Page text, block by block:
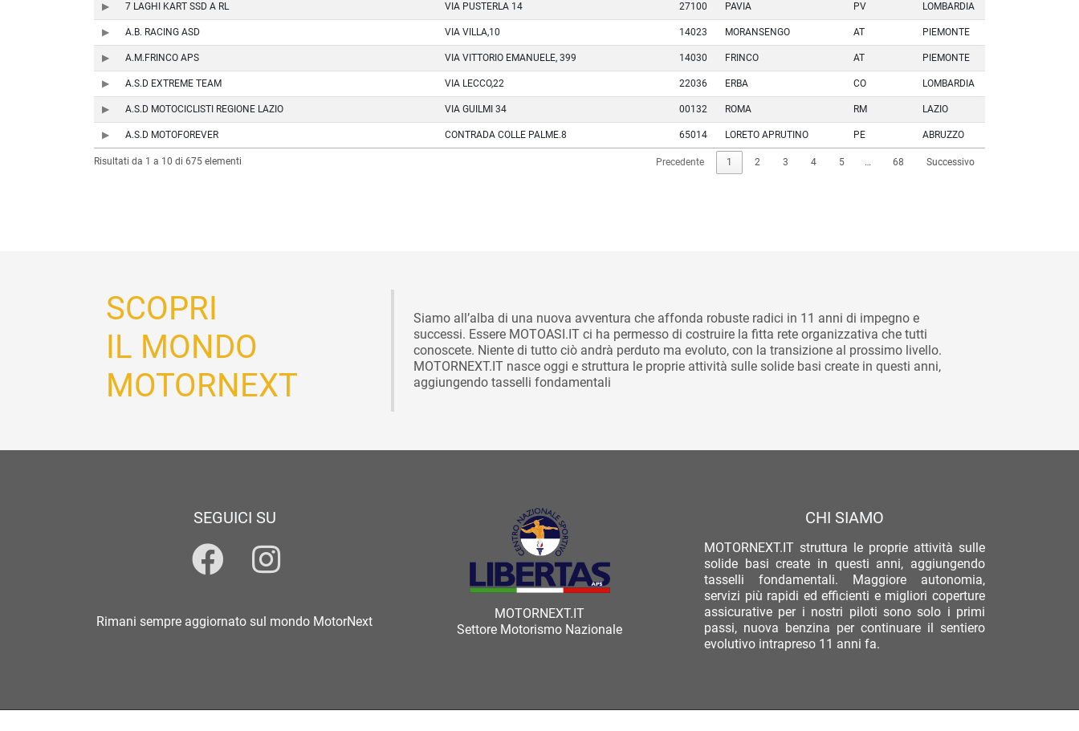
7 LAGHI KART SSD A RL VIA PUSTERLA 14 27100 PAVIA PV LOMBARDIA
A.B. RACING ASD VIA VILLA,10 14023 MORANSENGO AT PIEMONTE
A.M.FRINCO APS VIA VITTORIO EMANUELE, 399 14030 FRINCO AT PIEMONTE
A.S.D EXTREME TEAM VIA LECCO,22 22036 ERBA CO LOMBARDIA
A.S.D MOTOCICLISTI REGIONE LAZIO VIA GUILMI 34 00132 ROMA RM LAZIO
A.S.D MOTOFOREVER CONTRADA COLLE PALME.8 65014 LORETO APRUTINO PE ABRUZZO
Risultati da 1 a 10 di 675 elementi Precedente 1 2 3 4 5 … 68 Successivo
SCOPRI
IL MONDO
MOTORNEXT
Siamo all’alba di una nuova avventura che affonda robuste radici in 11 anni di impegno e
successi. Essere MOTOASI.IT ci ha permesso di costruire la fitta rete organizzativa che tutti
conoscete. Niente di tutto ciò andrà perduto ma evoluto, con la transizione al prossimo livello.
MOTORNEXT.IT nasce oggi e struttura le proprie attività sulle solide basi create in questi anni,
aggiungendo tasselli fondamentali
SEGUICI SU
Rimani sempre aggiornato sul mondo MotorNext
MOTORNEXT.IT
Settore Motorismo Nazionale
CHI SIAMO
MOTORNEXT.IT struttura le proprie attività sulle
solide basi create in questi anni, aggiungendo
tasselli fondamentali. Maggiore autonomia,
servizi più rapidi ed efficienti e migliori coperture
assicurative per i nostri piloti sono solo i primi
passi, nuova benzina per continuare il sentiero
evolutivo intrapreso 11 anni fa.